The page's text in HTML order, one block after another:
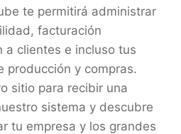
te permitirá administrar
facturación
a clientes e incluso tus
producción y compras.
sitio para recibir una
sistema y descubre
tu empresa y los grandes